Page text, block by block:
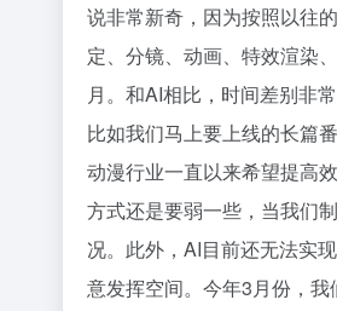
说非常新奇，因为按照以往
定、分镜、动画、特效渲染
月。和AI相比，时间差别非
比如我们马上要上线的长篇
动漫行业一直以来希望提高
方式还是要弱一些，当我们
况。此外，AI目前还无法实
意发挥空间。今年3月份，